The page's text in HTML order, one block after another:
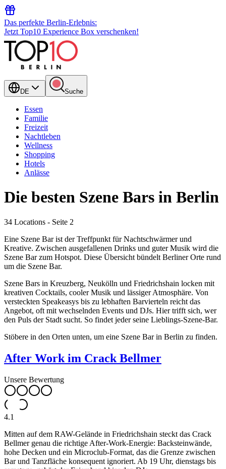
Das perfekte Berlin-Erlebnis:
Jetzt Top10 Experience Box verschenken!
DE Suche
Essen
Familie
Freizeit
Nachtleben
Wellness
Shopping
Hotels
Anlässe
Die besten Szene Bars in Berlin
34 Locations - Seite 2
Eine Szene Bar ist der Treffpunkt für Nachtschwärmer und
Kreative. Zwischen ausgefallenen Drinks und guter Musik wird die
Szene Bar zum Hotspot. Diese Übersicht bündelt Berliner Orte rund
um die Szene Bar.
Szene Bars in Kreuzberg, Neukölln und Friedrichshain locken mit
kreativen Cocktails, cooler Musik und lässiger Atmosphäre. Von
versteckten Speakeasys bis zu lebhaften Barvierteln reicht das
Angebot, oft mit wechselnden Events und DJs. Hier trifft sich, wer
den Puls der Stadt sucht. So findet jeder seine Lieblings-Szene-Bar.
Stöbere in den Orten unten, um eine Szene Bar in Berlin zu finden.
After Work im Crack Bellmer
Unsere Bewertung
4.1
Mitten auf dem RAW-Gelände in Friedrichshain steckt das Crack
Bellmer genau die richtige After-Work-Energie: Backsteinwände,
hohe Decken und ein Microclub-Format, das die Grenze zwischen
Bar und Tanzfläche konsequent ignoriert. Ab 19 Uhr, dienstags bis